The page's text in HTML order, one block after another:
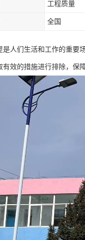
工程质量
全国
是人们生活和工作的重要
有效的措施进行排除，保